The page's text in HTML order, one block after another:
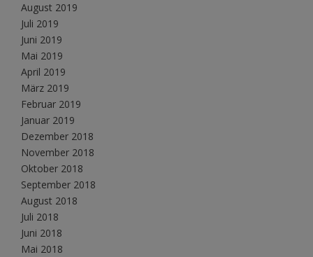
August 2019
Juli 2019
Juni 2019
Mai 2019
April 2019
März 2019
Februar 2019
Januar 2019
Dezember 2018
November 2018
Oktober 2018
September 2018
August 2018
Juli 2018
Juni 2018
Mai 2018